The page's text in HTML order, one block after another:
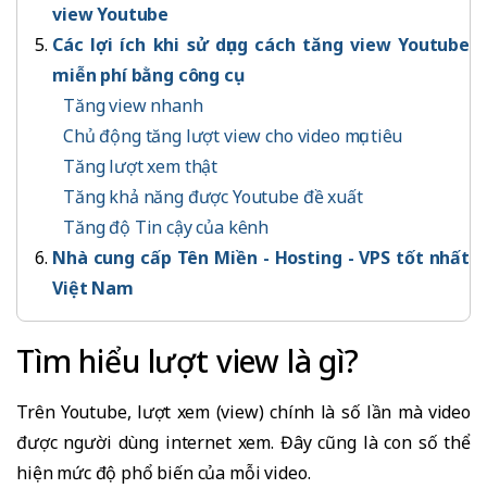
view Youtube
Các lợi ích khi sử dụng cách tăng view Youtube
miễn phí bằng công cụ
Tăng view nhanh
Chủ động tăng lượt view cho video mục tiêu
Tăng lượt xem thật
Tăng khả năng được Youtube đề xuất
Tăng độ Tin cậy của kênh
Nhà cung cấp Tên Miền - Hosting - VPS tốt nhất
Việt Nam
Tìm hiểu lượt view là gì?
Trên Youtube, lượt xem (view) chính là số lần mà video
được người dùng internet xem. Đây cũng là con số thể
hiện mức độ phổ biến của mỗi video.